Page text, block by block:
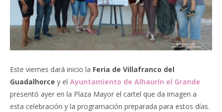
Este viernes dará inicio la Feria de Villafranco del
Guadalhorce y el Ayuntamiento de Alhaurín el Grande
presentó ayer en la Plaza Mayor el cartel que da imagen a
esta celebración y la programación preparada para estos días.